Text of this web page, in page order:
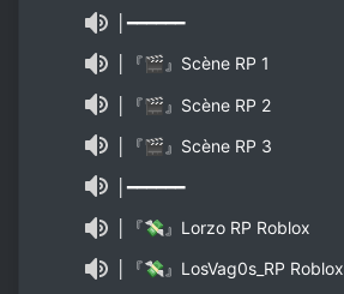
│━━━━━━
│『🎬』Scène RP 1
│『🎬』Scène RP 2
│『🎬』Scène RP 3
│━━━━━━
│『💸』Lorzo RP Roblox
│『💸』LosVag0s_RP Roblox